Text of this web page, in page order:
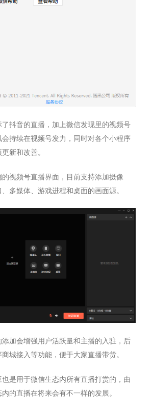
抖音的直播，加上微信发现里的视频号
持续在视频号发力，同时对各个小程序
新和改善。
视频号直播界面，目前支持添加摄像
多媒体、游戏进程和桌面的画面源。
加会增强用户活跃量和主播的入驻，后
城接入等功能，便于大家直播带货。
是用于微信生态内所有直播打赏的，由
的直播在将来会有不一样的发展。